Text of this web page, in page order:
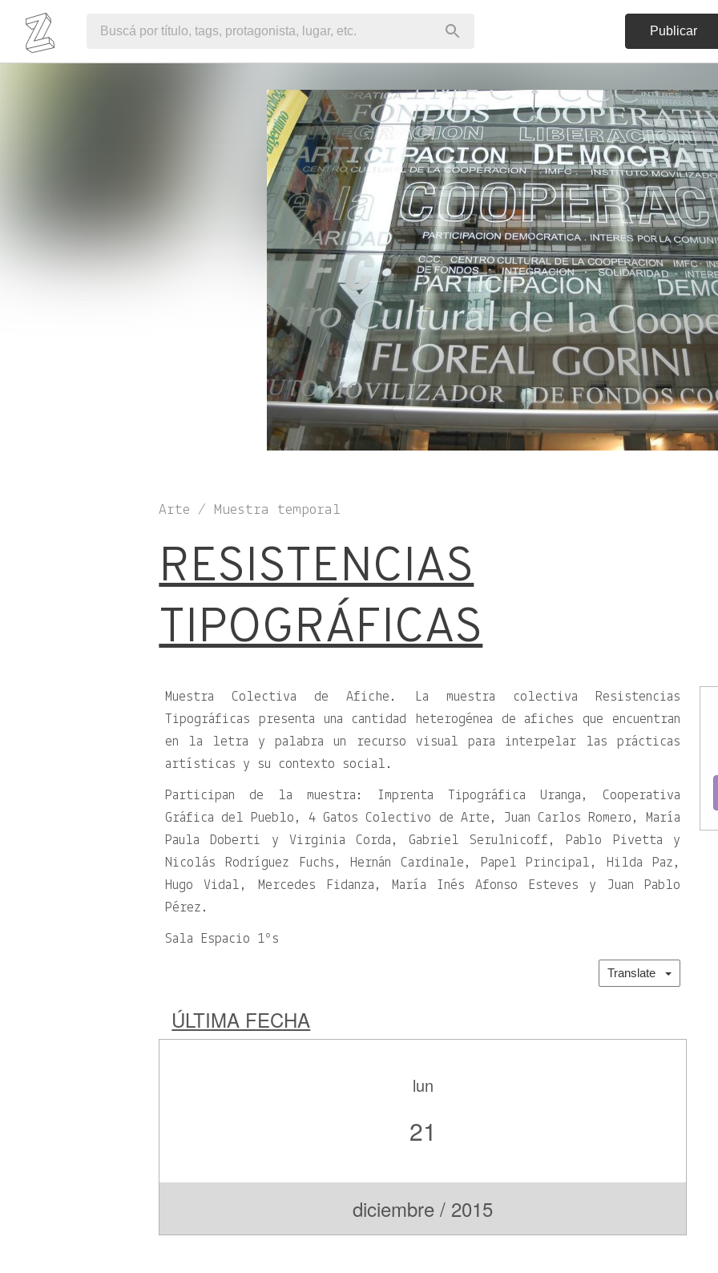
Publicar
Arte / Muestra temporal
RESISTENCIAS
TIPOGRÁFICAS
Muestra Colectiva de Afiche. La muestra colectiva Resistencias
Tipográficas presenta una cantidad heterogénea de afiches que encuentran
en la letra y palabra un recurso visual para interpelar las prácticas
artísticas y su contexto social.
Participan de la muestra: Imprenta Tipográfica Uranga, Cooperativa
Gráfica del Pueblo, 4 Gatos Colectivo de Arte, Juan Carlos Romero, María
Paula Doberti y Virginia Corda, Gabriel Serulnicoff, Pablo Pivetta y
Nicolás Rodríguez Fuchs, Hernán Cardinale, Papel Principal, Hilda Paz,
Hugo Vidal, Mercedes Fidanza, María Inés Afonso Esteves y Juan Pablo
Pérez.
Sala Espacio 1ºs
Translate
ÚLTIMA FECHA
lun
21
diciembre / 2015